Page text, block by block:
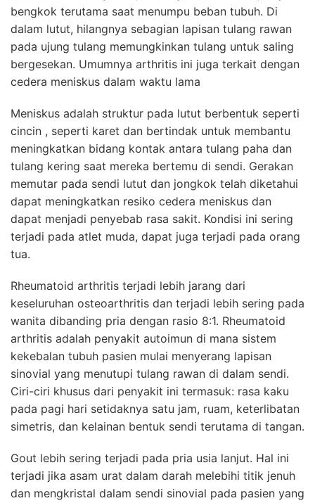
bengkok terutama saat menumpu beban tubuh. Di
dalam lutut, hilangnya sebagian lapisan tulang rawan
pada ujung tulang memungkinkan tulang untuk saling
bergesekan. Umumnya arthritis ini juga terkait dengan
cedera meniskus dalam waktu lama
Meniskus adalah struktur pada lutut berbentuk seperti
cincin , seperti karet dan bertindak untuk membantu
meningkatkan bidang kontak antara tulang paha dan
tulang kering saat mereka bertemu di sendi. Gerakan
memutar pada sendi lutut dan jongkok telah diketahui
dapat meningkatkan resiko cedera meniskus dan
dapat menjadi penyebab rasa sakit. Kondisi ini sering
terjadi pada atlet muda, dapat juga terjadi pada orang
tua.
Rheumatoid arthritis terjadi lebih jarang dari
keseluruhan osteoarthritis dan terjadi lebih sering pada
wanita dibanding pria dengan rasio 8:1. Rheumatoid
arthritis adalah penyakit autoimun di mana sistem
kekebalan tubuh pasien mulai menyerang lapisan
sinovial yang menutupi tulang rawan di dalam sendi.
Ciri-ciri khusus dari penyakit ini termasuk: rasa kaku
pada pagi hari setidaknya satu jam, ruam, keterlibatan
simetris, dan kelainan bentuk sendi terutama di tangan.
Gout lebih sering terjadi pada pria usia lanjut. Hal ini
terjadi jika asam urat dalam darah melebihi titik jenuh
dan mengkristal dalam sendi sinovial pada pasien yang